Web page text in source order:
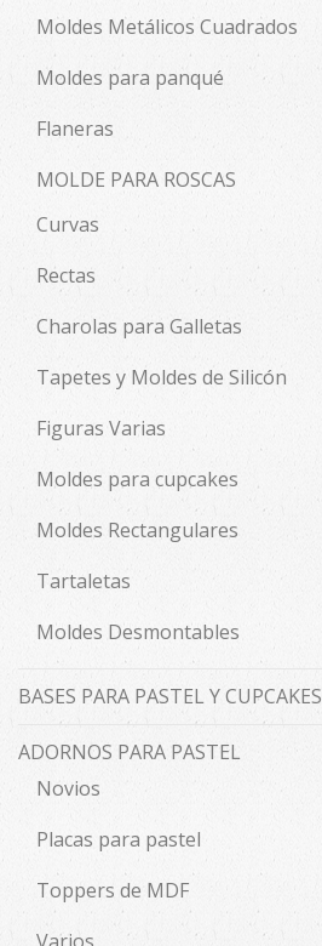
Moldes Metálicos Cuadrados
Moldes para panqué
Flaneras
MOLDE PARA ROSCAS
Curvas
Rectas
Charolas para Galletas
Tapetes y Moldes de Silicón
Figuras Varias
Moldes para cupcakes
Moldes Rectangulares
Tartaletas
Moldes Desmontables
BASES PARA PASTEL Y CUPCAKES
ADORNOS PARA PASTEL
Novios
Placas para pastel
Toppers de MDF